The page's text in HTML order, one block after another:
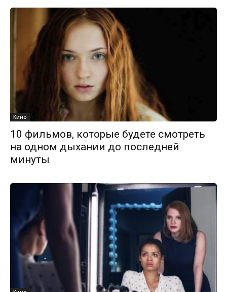
Кино
10 фильмов, которые будете смотреть
на одном дыхании до последней
минуты